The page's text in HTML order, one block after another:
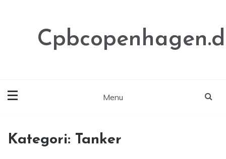
Menu
Kategori: Tanker